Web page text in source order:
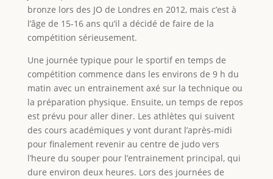
bronze lors des JO de Londres en 2012, mais c’est à
l’âge de 15-16 ans qu’il a décidé de faire de la
compétition sérieusement.
Une journée typique pour le sportif en temps de
compétition commence dans les environs de 9 h du
matin avec un entrainement axé sur la technique ou
la préparation physique. Ensuite, un temps de repos
est prévu pour aller diner. Les athlètes qui suivent
des cours académiques y vont durant l’après-midi
pour finalement revenir au centre de judo vers
l’heure du souper pour l’entrainement principal, qui
dure environ deux heures. Lors des journées de